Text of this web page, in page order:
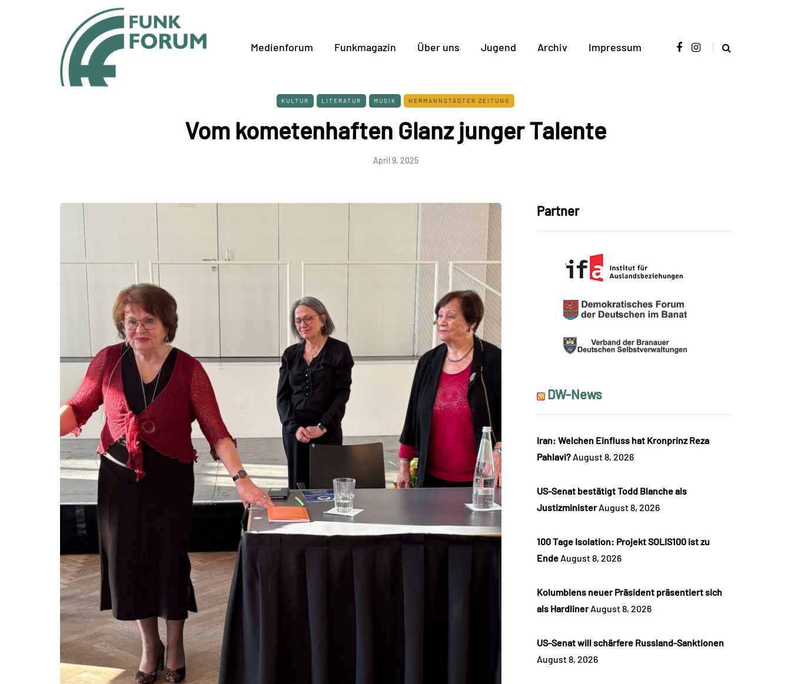
Medienforum Funkmagazin Über uns Jugend Archiv Impressum
KULTUR LITERATUR MUSIK HERMANNSTÄDTER ZEITUNG
Vom kometenhaften Glanz junger Talente
April 9, 2025
Partner
DW-News
Iran: Welchen Einfluss hat Kronprinz Reza
Pahlavi? August 8, 2026
US-Senat bestätigt Todd Blanche als
Justizminister August 8, 2026
100 Tage Isolation: Projekt SOLIS100 ist zu
Ende August 8, 2026
Kolumbiens neuer Präsident präsentiert sich
als Hardliner August 8, 2026
US-Senat will schärfere Russland-Sanktionen
August 8, 2026